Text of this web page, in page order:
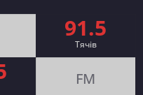
91.5
Тячів
FM